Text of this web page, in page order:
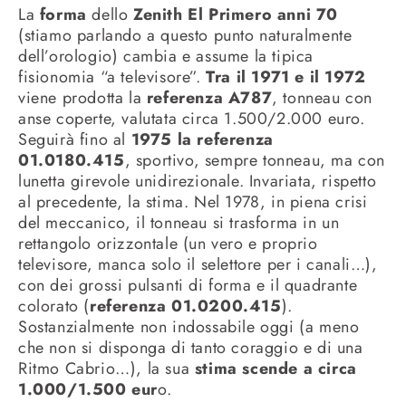
La formadelloZenith El Primero anni 70
(stiamo parlando a questo punto naturalmente
dell’orologio) cambia e assume la tipica
fisionomia “a televisore”.Tra il 1971 e il 1972
viene prodotta la referenza A787, tonneau con
anse coperte, valutata circa 1.500/2.000 euro.
Seguirà fino al 1975 la referenza
01.0180.415, sportivo, sempre tonneau, ma con
lunetta girevole unidirezionale. Invariata, rispetto
al precedente, la stima. Nel 1978, in piena crisi
del meccanico, il tonneau si trasforma in un
rettangolo orizzontale (un vero e proprio
televisore, manca solo il selettore per i canali…),
con dei grossi pulsanti di forma e il quadrante
colorato (referenza 01.0200.415).
Sostanzialmente non indossabile oggi (a meno
che non si disponga di tanto coraggio e di una
Ritmo Cabrio…), la sua stima scende a circa
1.000/1.500 euro.